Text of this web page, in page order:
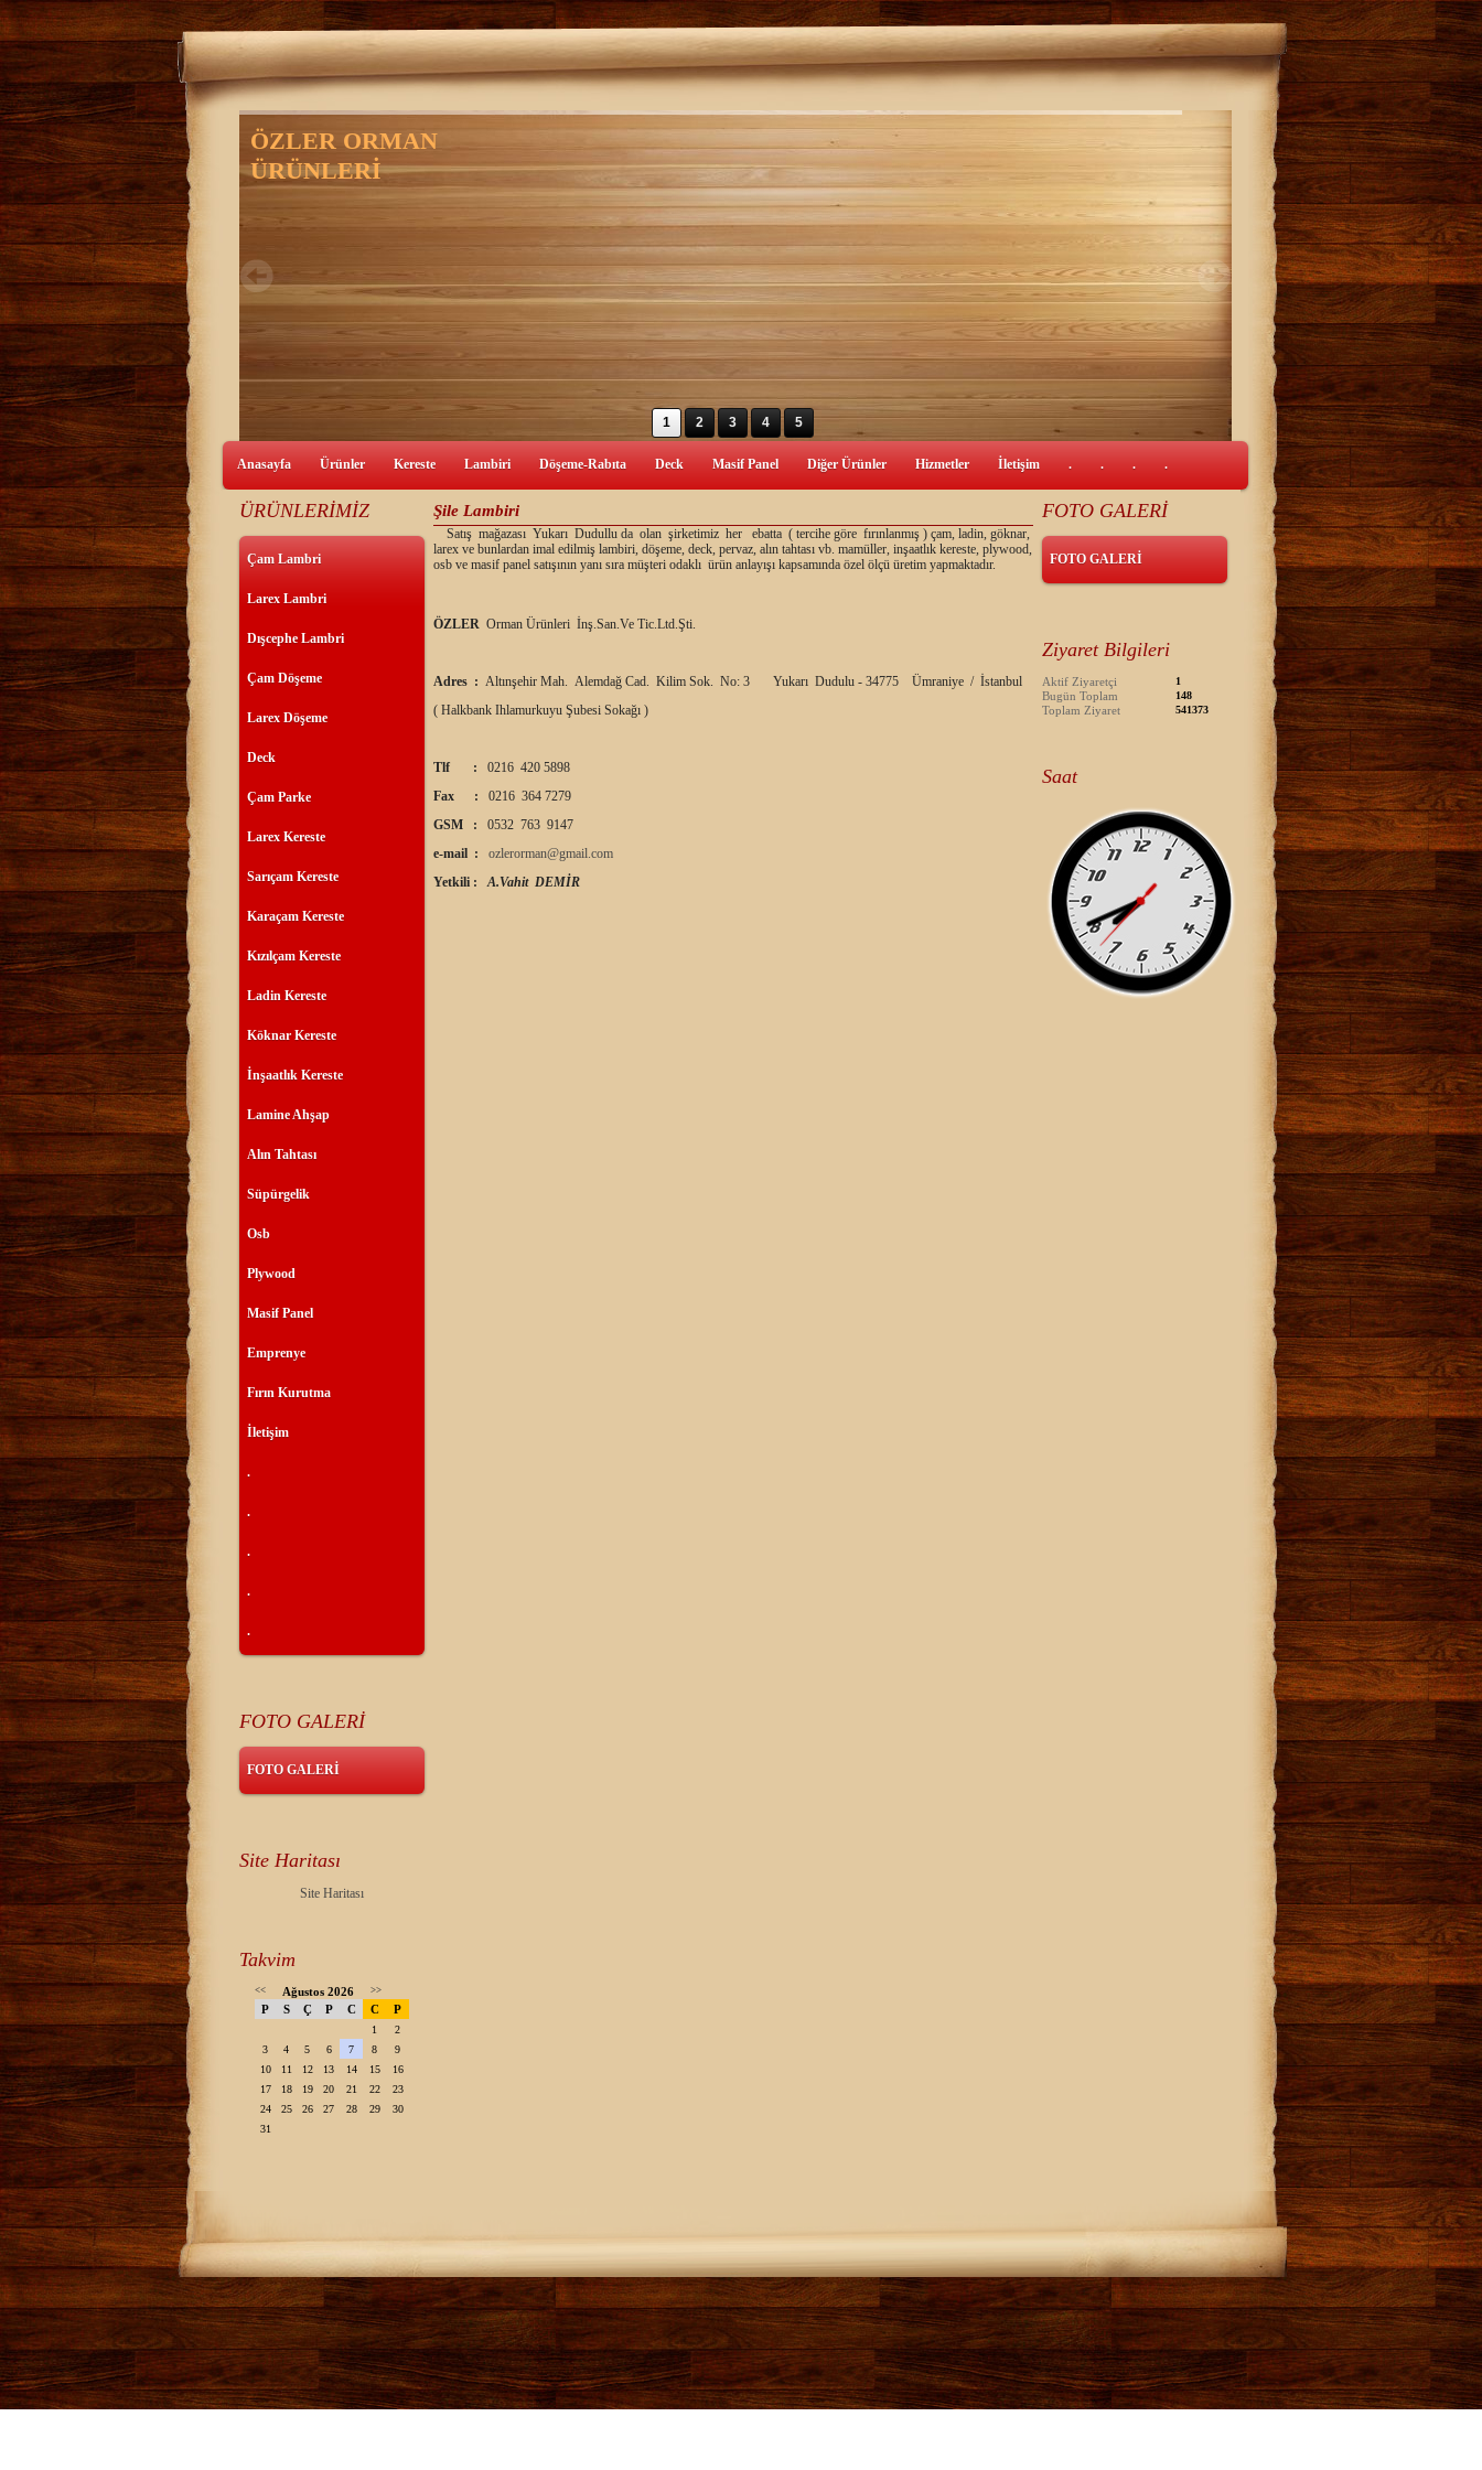
1 2 3 4 5
Anasayfa Ürünler Kereste Lambiri Döşeme-Rabıta Deck Masif Panel Diğer Ürünler Hizmetler İletişim . . . .
ÜRÜNLERİMİZ
Çam Lambri
Larex Lambri
Dışcephe Lambri
Çam Döşeme
Larex Döşeme
Deck
Çam Parke
Larex Kereste
Sarıçam Kereste
Karaçam Kereste
Kızılçam Kereste
Ladin Kereste
Köknar Kereste
İnşaatlık Kereste
Lamine Ahşap
Alın Tahtası
Süpürgelik
Osb
Plywood
Masif Panel
Emprenye
Fırın Kurutma
İletişim
.
.
.
.
.
FOTO GALERİ
FOTO GALERİ
Site Haritası
Site Haritası
Takvim
<< Ağustos 2026 >>
P S Ç P C C P
1
2
3
4 5 6 7 8
9
10
11 12 13 14 15
16
17
18 19 20 21 22
23
24
25 26 27 28 29
30
31
Şile Lambiri
Satış mağazası Yukarı Dudullu da olan şirketimiz her ebatta ( tercihe göre fırınlanmış ) çam, ladin, göknar,
larex ve bunlardan imal edilmiş lambiri, döşeme, deck, pervaz, alın tahtası vb. mamüller, inşaatlık kereste, plywood,
osb ve masif panel satışının yanı sıra müşteri odaklı ürün anlayışı kapsamında özel ölçü üretim yapmaktadır.
ÖZLER Orman Ürünleri İnş.San.Ve Tic.Ltd.Şti.
Adres : Altınşehir Mah. Alemdağ Cad. Kilim Sok. No: 3 Yukarı Dudulu - 34775 Ümraniye / İstanbul
( Halkbank Ihlamurkuyu Şubesi Sokağı )
Tlf :
0216 420 5898
Fax :
0216 364 7279
GSM :
0532 763 9147
e-mail :
ozlerorman@gmail.com
Yetkili :
A.Vahit DEMİR
FOTO GALERİ
FOTO GALERİ
Ziyaret Bilgileri
Aktif Ziyaretçi 1
Bugün Toplam 148
Toplam Ziyaret 541373
Saat